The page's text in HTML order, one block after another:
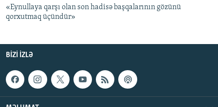
«Eynullaya qarşı olan son hadisə başqalarının gözünü
qorxutmaq üçündür»
BIZI IZLƏ